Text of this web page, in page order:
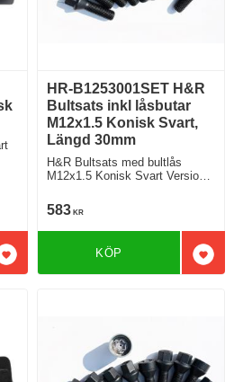
Lägg till i favoriter
HR-B1253001SET H&R
Bultsats inkl låsbutar
M12x1.5 Konisk Svart,
Längd 30mm
H&R Bultsats med bultlås
M12x1.5 Konisk Svart Version
583 KR
KÖP